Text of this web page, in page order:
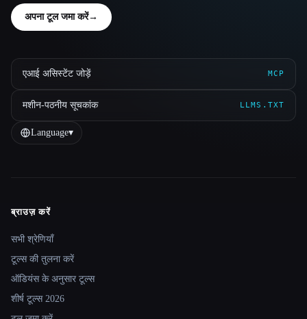
अपना टूल जमा करें→
एआई असिस्टेंट जोड़ें MCP
मशीन-पठनीय सूचकांक LLMS.TXT
Language▾
Site navigation
ब्राउज़ करें
सभी श्रेणियाँ
टूल्स की तुलना करें
ऑडियंस के अनुसार टूल्स
शीर्ष टूल्स 2026